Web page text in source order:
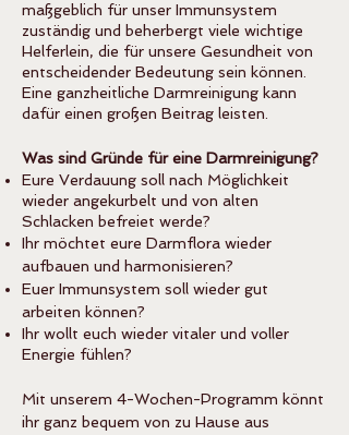
maßgeblich für unser Immunsystem
zuständig und beherbergt viele wichtige
Helferlein, die für unsere Gesundheit von
entscheidender Bedeutung sein können.
Eine ganzheitliche Darmreinigung kann
dafür einen großen Beitrag leisten.
Was sind Gründe für eine Darmreinigung?
Eure Verdauung soll nach Möglichkeit
wieder angekurbelt und von alten
Schlacken befreiet werde?
Ihr möchtet eure Darmflora wieder
aufbauen und harmonisieren?
Euer Immunsystem soll wieder gut
arbeiten können?
Ihr wollt euch wieder vitaler und voller
Energie fühlen?
Mit unserem 4-Wochen-Programm könnt
ihr ganz bequem von zu Hause aus